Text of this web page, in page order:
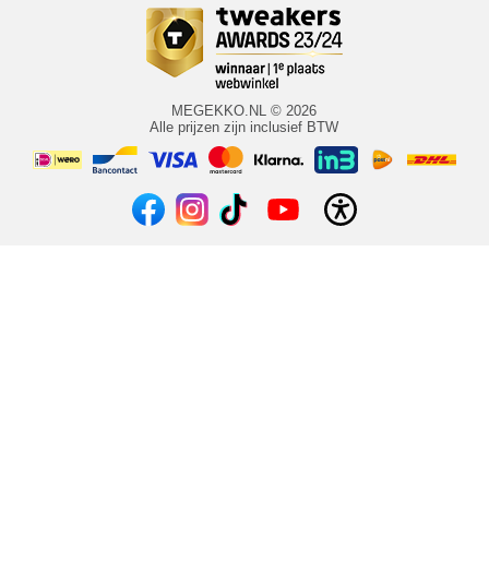
MEGEKKO.NL © 2026
Alle prijzen zijn inclusief BTW